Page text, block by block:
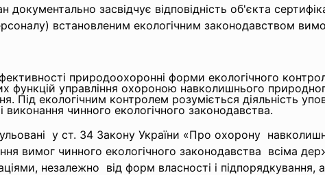
засвідчує відповідність об'єкта
встановленим екологічним законодавством
природоохоронні форми екологічного
функцій управління охороною навколишнього
Під екологічним контролем розуміється діяльність
чинного екологічного законодавства.
у ст. 34 Закону України «Про охорону
вимог чинного екологічного законодавства всіма
незалежно від форм власності і